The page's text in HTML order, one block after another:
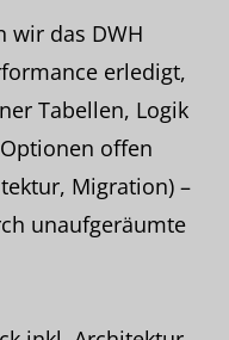
wir das DWH
erledigt,
Tabellen, Logik
offen
Migration) –
unaufgeräumte